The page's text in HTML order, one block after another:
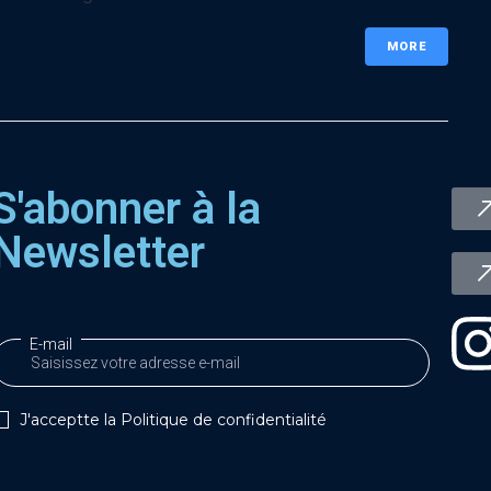
MORE
à la
E-mail
J'acceptte la Politique de confidentialité